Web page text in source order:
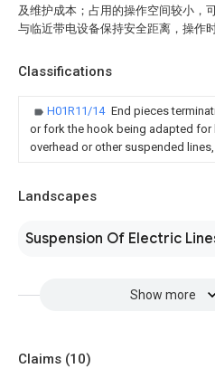
及维护成本；占用的操作空间较小，
与临近带电设备保持安全距离，操作
Classifications
H01R11/14 End pieces
or fork the hook being adapted for
overhead or other suspended
Landscapes
Suspension Of Electric
Show more
Claims (10)